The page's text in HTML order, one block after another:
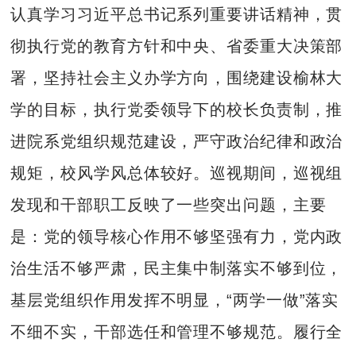
认真学习习近平总书记系列重要讲话精神，贯
彻执行党的教育方针和中央、省委重大决策部
署，坚持社会主义办学方向，围绕建设榆林大
学的目标，执行党委领导下的校长负责制，推
进院系党组织规范建设，严守政治纪律和政治
规矩，校风学风总体较好。巡视期间，巡视组
发现和干部职工反映了一些突出问题，主要
是：党的领导核心作用不够坚强有力，党内政
治生活不够严肃，民主集中制落实不够到位，
基层党组织作用发挥不明显，“两学一做”落实
不细不实，干部选任和管理不够规范。履行全